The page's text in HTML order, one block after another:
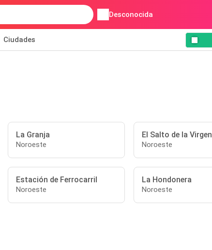
Desconocida
Ciudades
La Granja
Noroeste
El Salto de la Virgen
Noroeste
Estación de Ferrocarril
Noroeste
La Hondonera
Noroeste